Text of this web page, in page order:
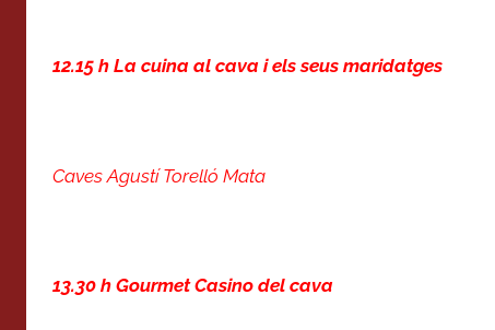
12.15 h La cuina al cava i els seus maridatges
Caves Agustí Torelló Mata
13.30 h Gourmet Casino del cava